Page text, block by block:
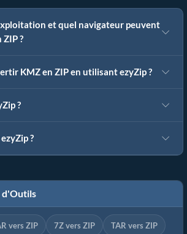
et quel navigateur peuvent
?
KMZ en ZIP en utilisant ezyZip ?
?
?
d'Outils
vers ZIP 7Z vers ZIP TAR vers ZIP